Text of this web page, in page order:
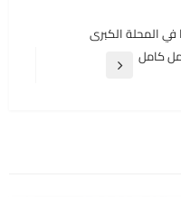
المحلة الكبرى
كامل